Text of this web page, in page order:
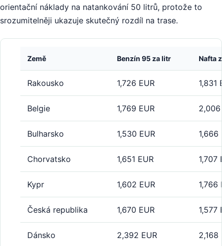
orientační náklady na natankování 50 litrů, protože to
srozumitelněji ukazuje skutečný rozdíl na trase.
Země Benzín 95 za litr Nafta
Rakousko 1,726 EUR 1,831
Belgie 1,769 EUR 2,006
Bulharsko 1,530 EUR 1,666
Chorvatsko 1,651 EUR 1,707
Kypr 1,602 EUR 1,766
Česká republika 1,670 EUR 1,577
Dánsko 2,392 EUR 2,168